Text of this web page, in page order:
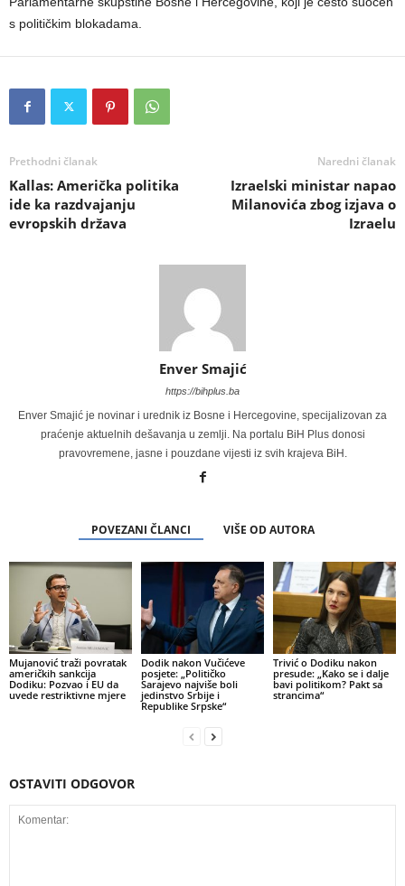
s političkim blokadama.
Prethodni članak
Kallas: Američka politika
ide ka razdvajanju
evropskih država
Naredni članak
Izraelski ministar napao
Milanovića zbog izjava o
Izraelu
Enver Smajić
https://bihplus.ba
Enver Smajić je novinar i urednik iz Bosne i Hercegovine, specijalizovan za
praćenje aktuelnih dešavanja u zemlji. Na portalu BiH Plus donosi
pravovremene, jasne i pouzdane vijesti iz svih krajeva BiH.
POVEZANI ČLANCI VIŠE OD AUTORA
Mujanović traži povratak
američkih sankcija
Dodiku: Pozvao i EU da
uvede restriktivne mjere
Dodik nakon Vučićeve
posjete: „Političko
Sarajevo najviše boli
jedinstvo Srbije i
Republike Srpske“
Trivić o Dodiku nakon
presude: „Kako se i dalje
bavi politikom? Pakt sa
strancima“
OSTAVITI ODGOVOR